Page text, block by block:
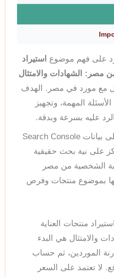
على فهم موضوع استيراد
مصر: الشهادات والامتثال
مع مورد في مصر. الهدف
المهمة، وتجهيز
عليه بسرعة وبدقة.
يعتمد ترتيب هذا المقال على بيانات Search Console
على نية بحث حقيقية
الشخصية من مصر
بموضوع منتجات وفرص
منتجات العناية
والامتثال هي البدء
الموردين، ثم حساب
لا تعتمد على السعر